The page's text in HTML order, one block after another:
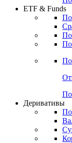
ETF & Funds
Деривативы